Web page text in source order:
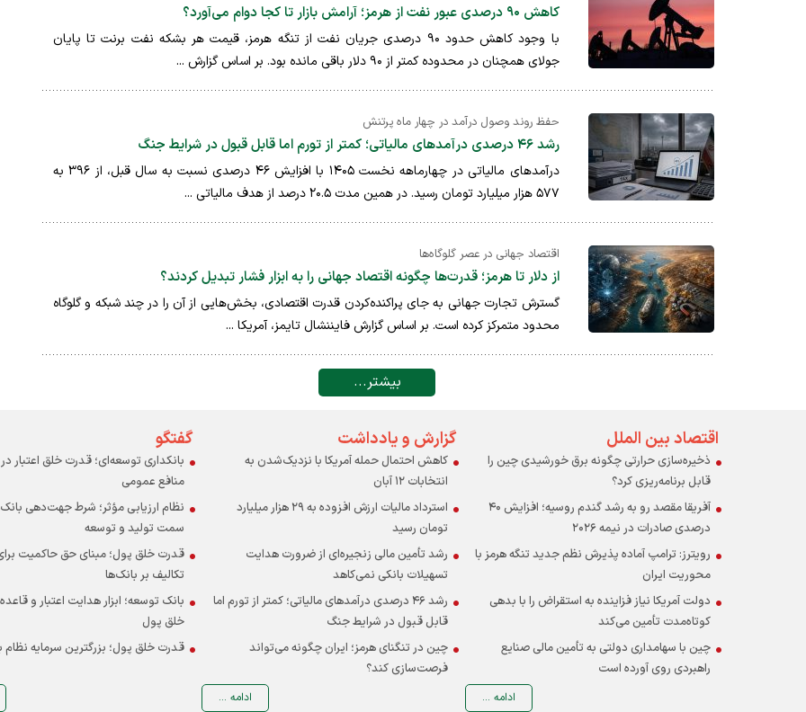
کاهش ۹۰ درصدی عبور نفت از هرمز؛ آرامش بازار تا کجا دوام می‌آورد؟
با وجود کاهش حدود ۹۰ درصدی جریان نفت از تنگه هرمز، قیمت هر بشکه نفت برنت تا پایان
جولای همچنان در محدوده کمتر از ۹۰ دلار باقی مانده بود. بر اساس گزارش ...
حفظ روند وصول درآمد در چهار ماه پرتنش
رشد ۴۶ درصدی درآمدهای مالیاتی؛ کمتر از تورم اما قابل قبول در شرایط جنگ
درآمدهای مالیاتی در چهارماهه نخست ۱۴۰۵ با افزایش ۴۶ درصدی نسبت به سال قبل، از ۳۹۶ به
۵۷۷ هزار میلیارد تومان رسید. در همین مدت ۲۰.۵ درصد از هدف مالیاتی ...
اقتصاد جهانی در عصر گلوگاه‌ها
از دلار تا هرمز؛ قدرت‌ها چگونه اقتصاد جهانی را به ابزار فشار تبدیل کردند؟
گسترش تجارت جهانی به جای پراکنده‌کردن قدرت اقتصادی، بخش‌هایی از آن را در چند شبکه و گلوگاه
محدود متمرکز کرده است. بر اساس گزارش فایننشال تایمز، آمریکا ...
بیشتر...
گفتگو
بانکداری توسعه‌ای؛ قدرت خلق اعتبار
منافع عمومی
نظام ارزیابی مؤثر؛ شرط جهت‌دهی
سمت تولید و توسعه
قدرت خلق پول؛ مبنای حق حاکمیت
تکالیف بر بانک‌ها
بانک توسعه؛ ابزار هدایت اعتبار و
خلق پول
قدرت خلق پول؛ بزرگترین سرمایه نظام
گزارش و یادداشت
کاهش احتمال حمله آمریکا با نزدیک‌شدن به
انتخابات ۱۲ آبان
استرداد مالیات ارزش افزوده به ۲۹ هزار میلیارد
تومان رسید
رشد تأمین مالی زنجیره‌ای از ضرورت هدایت
تسهیلات بانکی نمی‌کاهد
رشد ۴۶ درصدی درآمدهای مالیاتی؛ کمتر از تورم اما
قابل قبول در شرایط جنگ
چین در تنگنای هرمز؛ ایران چگونه می‌تواند
فرصت‌سازی کند؟
ادامه ...
اقتصاد بین الملل
ذخیره‌سازی حرارتی چگونه برق خورشیدی چین را
قابل برنامه‌ریزی کرد؟
آفریقا مقصد رو به رشد گندم روسیه؛ افزایش ۴۰
درصدی صادرات در نیمه ۲۰۲۶
رویترز: ترامپ آماده پذیرش نظم جدید تنگه هرمز با
محوریت ایران
دولت آمریکا نیاز فزاینده به استقراض را با بدهی
کوتاه‌مدت تأمین می‌کند
چین با سهامداری دولتی به تأمین مالی صنایع
راهبردی روی آورده است
ادامه ...